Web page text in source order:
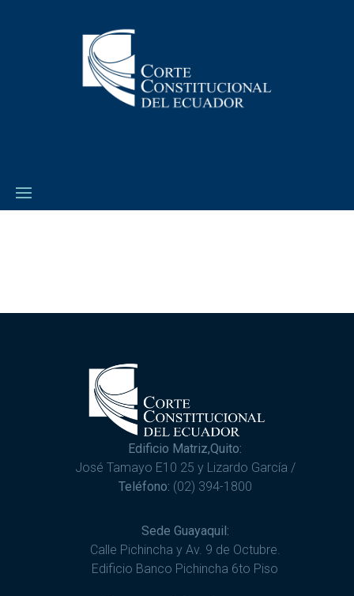
Edificio Matriz,Quito:
José Tamayo E10 25 y Lizardo García /
Teléfono: (02) 394-1800
Sede Guayaquil:
Calle Pichincha y Av. 9 de Octubre.
Edificio Banco Pichincha 6to Piso